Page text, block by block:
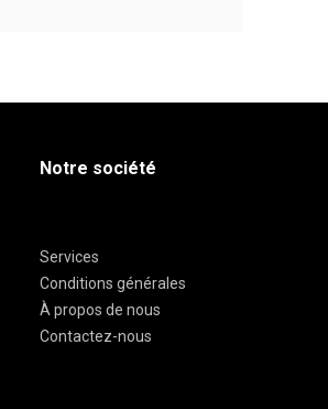
Notre société
Services
Conditions générales
À propos de nous
Contactez-nous